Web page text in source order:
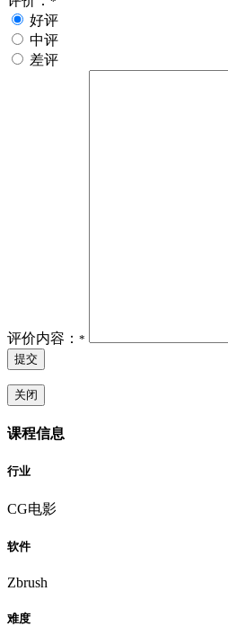
好评
中评
差评
评价内容： *
提交
关闭
课程信息
行业
CG电影
软件
Zbrush
难度